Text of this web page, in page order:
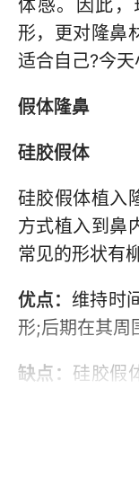
体感。因此
形，更对隆鼻
适合自己?今天
假体隆鼻
硅胶假体
硅胶假体植入
方式植入到鼻
常见的形状有
优点：维持时
形;后期在其周
缺点： 硅胶假
上会出现一些
出体外;硅胶